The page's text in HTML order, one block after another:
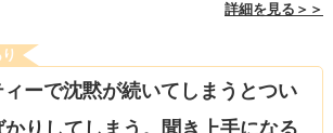
詳細を見る＞＞
ーで沈黙が続いてしまうとつい